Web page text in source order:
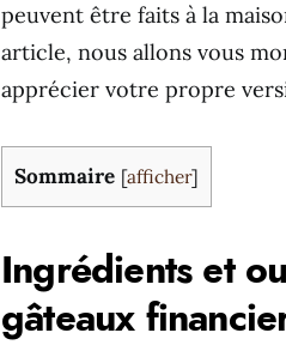
peuvent être faits à la
article, nous allons vous
apprécier votre propre
Sommaire [afficher]
Ingrédients et
gâteaux